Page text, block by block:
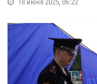
18 июня 2025, 06:22